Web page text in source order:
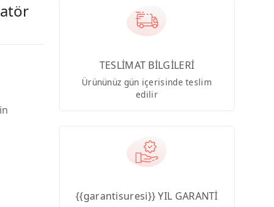
TESLİMAT BİLGİLERİ
Ürününüz gün içerisinde teslim
edilir
{{garantisuresi}} YIL GARANTİ